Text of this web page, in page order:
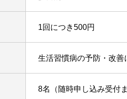
1回につき500円
生活習慣病の予防・改
8名（随時申し込み受付ま